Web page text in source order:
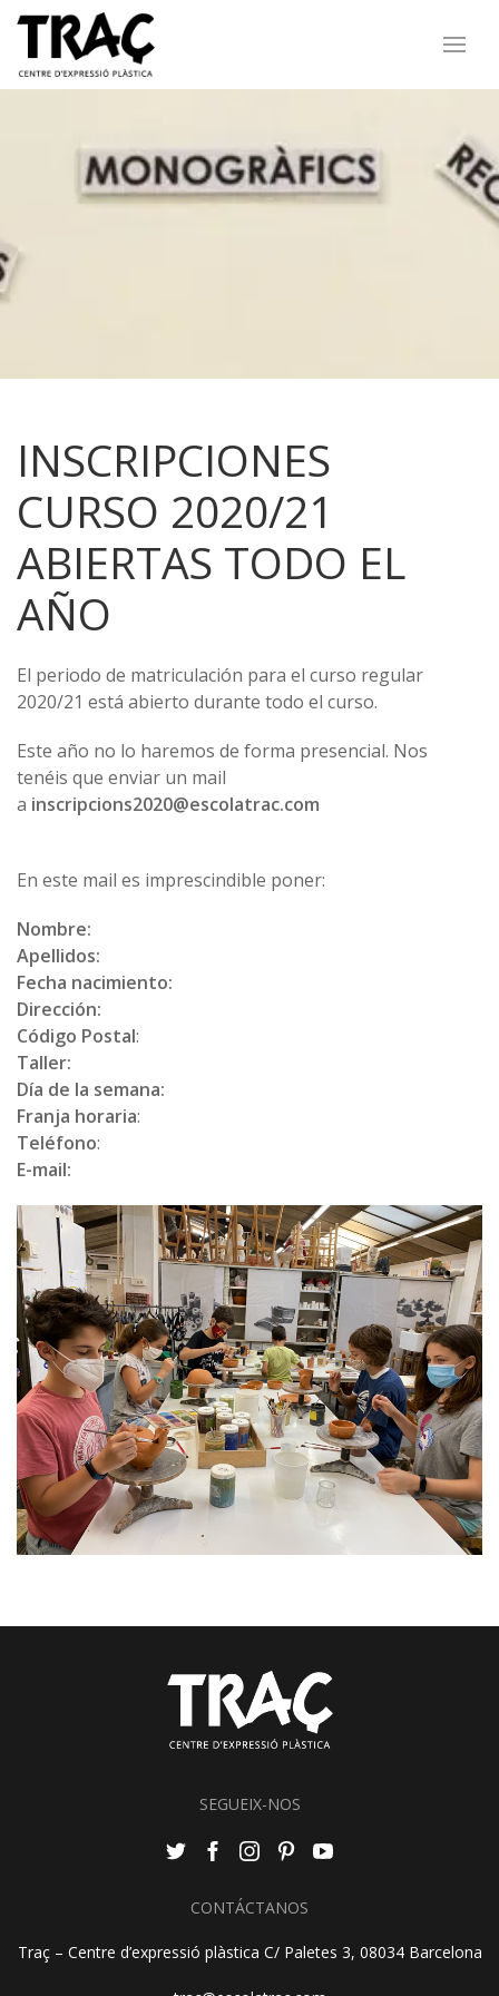
INSCRIPCIONES
CURSO 2020/21
ABIERTAS TODO EL
AÑO
El periodo de matriculación para el curso regular
2020/21 está abierto durante todo el curso.
Este año no lo haremos de forma presencial. Nos
tenéis que enviar un mail
a inscripcions2020@escolatrac.com
En este mail es imprescindible poner:
Nombre:
Apellidos:
Fecha nacimiento:
Dirección:
Código Postal:
Taller:
Día de la semana:
Franja horaria:
Teléfono:
E-mail:
SEGUEIX-NOS
CONTÁCTANOS
Traç – Centre d’expressió plàstica C/ Paletes 3, 08034 Barcelona